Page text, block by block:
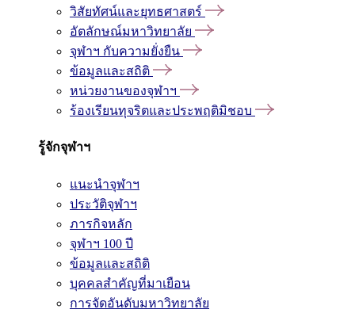
วิสัยทัศน์และยุทธศาสตร์
อัตลักษณ์มหาวิทยาลัย
จุฬาฯ กับความยั่งยืน
ข้อมูลและสถิติ
หน่วยงานของจุฬาฯ
ร้องเรียนทุจริตและประพฤติมิชอบ
รู้จักจุฬาฯ
แนะนำจุฬาฯ
ประวัติจุฬาฯ
ภารกิจหลัก
จุฬาฯ 100 ปี
ข้อมูลและสถิติ
บุคคลสำคัญที่มาเยือน
การจัดอันดับมหาวิทยาลัย